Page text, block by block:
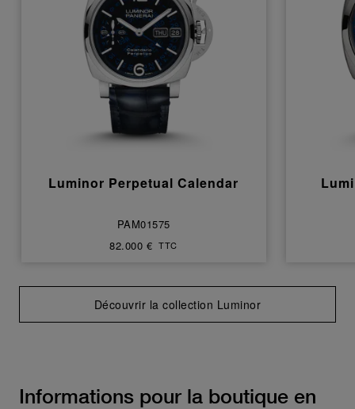
Luminor Perpetual Calendar
PAM01575
82.000 € TTC
Découvrir la collection Luminor
Informations pour la boutique en